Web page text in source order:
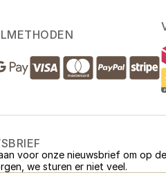
voor onze nieuwsbrief om op
we sturen er niet veel.